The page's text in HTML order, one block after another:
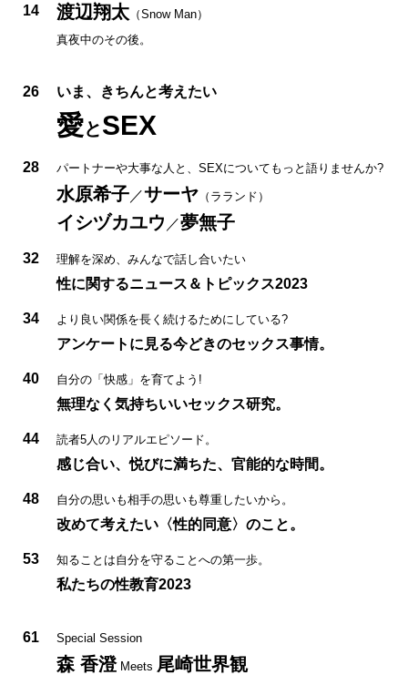
14 渡辺翔太 （Snow Man）
真夜中のその後。
26 いま、きちんと考えたい
愛とSEX
28 パートナーや大事な人と、SEXについてもっと語りませんか?
水原希子／サーヤ （ラランド）
イシヅカユウ ／夢無子
32 理解を深め、みんなで話し合いたい
性に関するニュース＆トピックス2023
34 より良い関係を長く続けるためにしている?
アンケートに見る今どきのセックス事情。
40 自分の「快感」を育てよう!
無理なく気持ちいいセックス研究。
44 読者5人のリアルエピソード。
感じ合い、悦びに満ちた、官能的な時間。
48 自分の思いも相手の思いも尊重したいから。
改めて考えたい〈性的同意〉のこと。
53 知ることは自分を守ることへの第一歩。
私たちの性教育2023
61 Special Session
森 香澄 Meets 尾崎世界観